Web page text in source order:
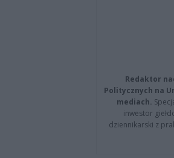
Redaktor
Politycznych na
mediach.
inwestor
dziennikarski z